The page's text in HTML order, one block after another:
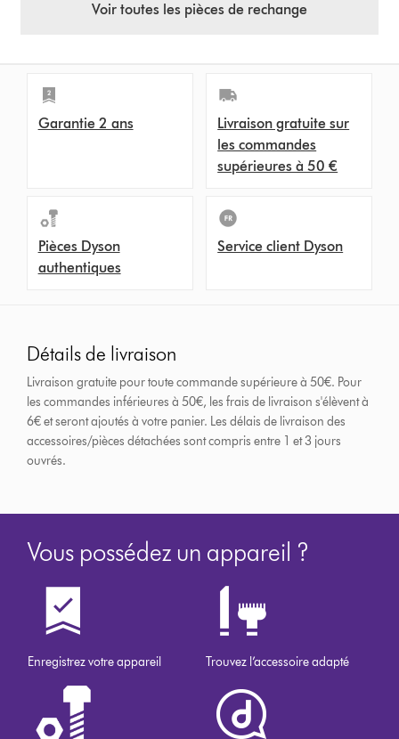
Voir toutes les pièces de rechange
Garantie 2 ans
Livraison gratuite sur
les commandes
supérieures à 50 €
Pièces Dyson
authentiques
Service client Dyson
Détails de livraison
Livraison gratuite pour toute commande supérieure à 50€. Pour
les commandes inférieures à 50€, les frais de livraison s'élèvent à
6€ et seront ajoutés à votre panier. Les délais de livraison des
accessoires/pièces détachées sont compris entre 1 et 3 jours
ouvrés.
Vous possédez un appareil ?
Enregistrez votre appareil Trouvez l’accessoire adapté